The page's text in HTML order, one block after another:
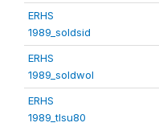
ERHS
1989_soldsid
ERHS
1989_soldwol
ERHS
1989_tlsu80